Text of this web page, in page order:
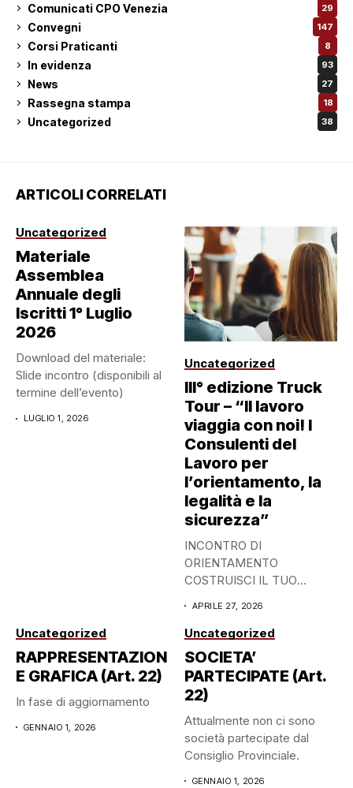
Comunicati CPO Venezia 29
Convegni 147
Corsi Praticanti 8
In evidenza 93
News 27
Rassegna stampa 18
Uncategorized 38
ARTICOLI CORRELATI
Uncategorized
Materiale
Assemblea
Annuale degli
Iscritti 1° Luglio
2026
Download del materiale:
Slide incontro (disponibili al
termine dell’evento)
LUGLIO 1, 2026
Uncategorized
III° edizione Truck
Tour – “Il lavoro
viaggia con noi! I
Consulenti del
Lavoro per
l’orientamento, la
legalità e la
sicurezza”
INCONTRO DI
ORIENTAMENTO
COSTRUISCI IL TUO
CONSAPEVOLEZZA 27
APRILE...
APRILE 27, 2026
Uncategorized
RAPPRESENTAZION
E GRAFICA (Art. 22)
In fase di aggiornamento
GENNAIO 1, 2026
Uncategorized
SOCIETA’
PARTECIPATE (Art.
22)
Attualmente non ci sono
società partecipate dal
Consiglio Provinciale.
GENNAIO 1, 2026